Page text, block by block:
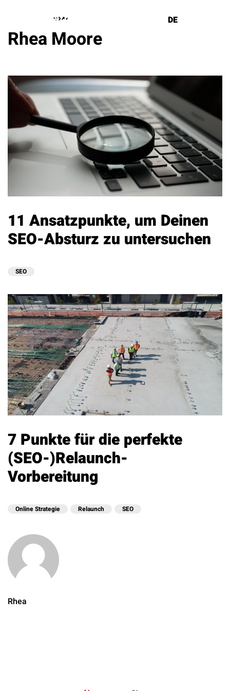
DE
Referenzen
Über uns
Know How
Kontakt
Rhea Moore
11 Ansatzpunkte, um Deinen
SEO-Absturz zu untersuchen
SEO
7 Punkte für die perfekte
(SEO-)Relaunch-
Vorbereitung
Online Strategie Relaunch SEO
Rhea